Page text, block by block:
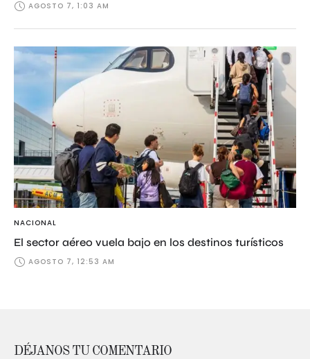
AGOSTO 7, 1:03 AM
NACIONAL
El sector aéreo vuela bajo en los destinos turísticos
AGOSTO 7, 12:53 AM
DÉJANOS TU COMENTARIO